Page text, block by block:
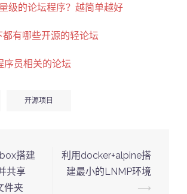
级的论坛程序？越简单越好
有哪些开源的轻论坛
序员相关的论坛
开源项目
搭建
共享
件夹
利用docker+alpine搭
建最小的LNMP环境
⟶